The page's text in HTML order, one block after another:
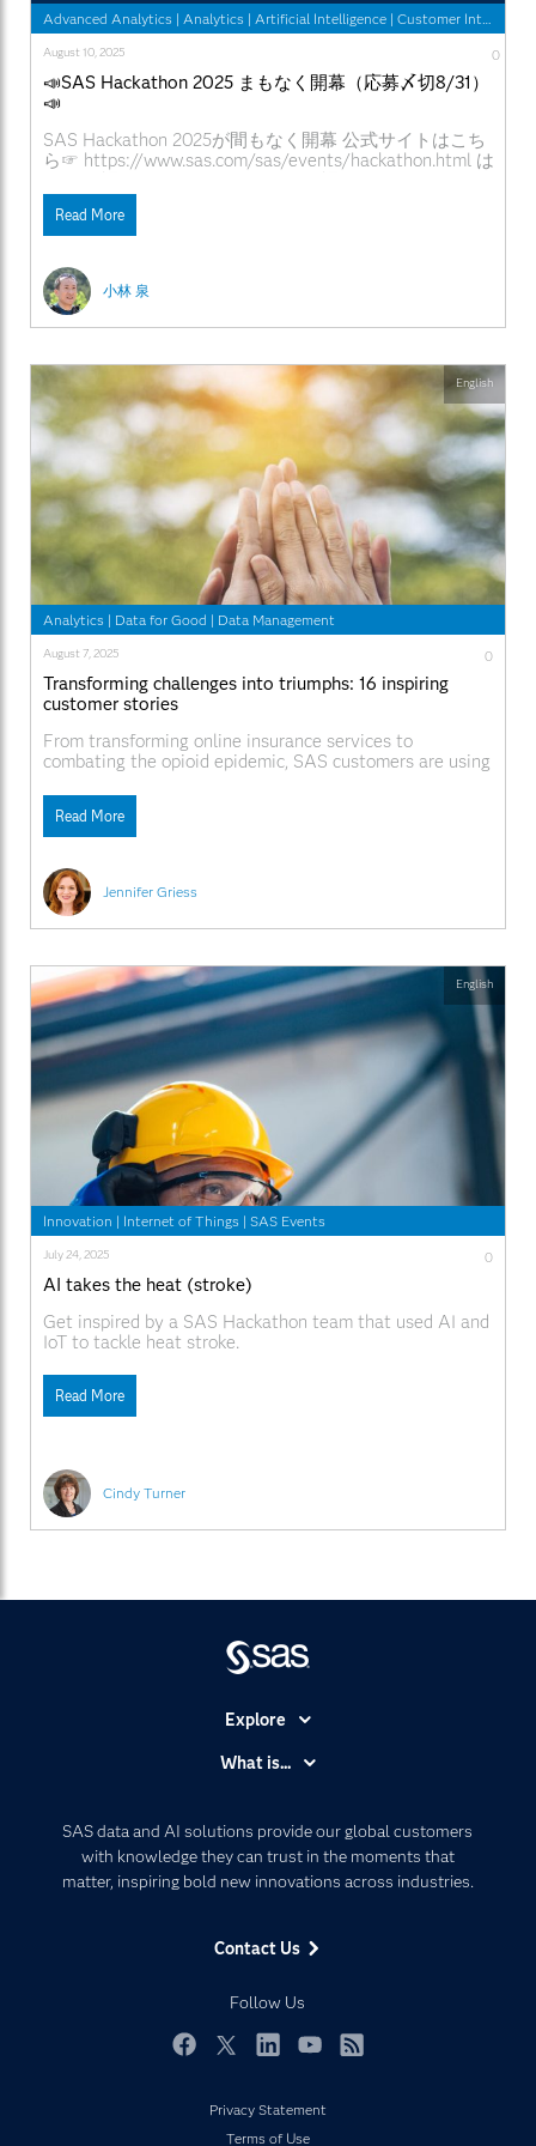
Advanced Analytics | Analytics | Artificial Intelligence | Customer Intelligence
小林 泉
August 10, 2025 0
📣SAS Hackathon 2025 まもなく開幕（応募〆切8/31）
📣
SAS Hackathon 2025が間もなく開幕 公式サイトはこち
ら☞ https://www.sas.com/sas/events/hackathon.html は
データは参加者ご自身で準備いただきます 2023年の日本
からの参加チームは、オープンデータを使用したチー
ム、普段の自社内の取り組みプロジェクトのデータを使
用したチームなどがありました 分析環境や、専門スキル
の支援などはSAS側で用意されます コミュニケーション
に使用する言語 日本からの参加者をサポートするメンタ
ーはSAS Japanから日本語を話す社員が担当する予定で
ます 成果物に使用する言語 成果物（プレゼン動画やプ
レゼン資料、アプリケーションなど）は英語になりま
す。昨年の日本からの参加チームはそれぞれ、英語での
プレゼン、無音声英語文字のみのプレゼン、英語機械音
声など様々な方法で対応されました 作業場所 オンライ
ンでの約１か月間の作業なので、作業場所は、参加チー
ムそれぞれで確保いただきます 2025 キックオフイベン
トの様子 ソーシャル メディア プラットフォーム経由で
視聴する LinkedIn☞
https://www.linkedin.com/events/7333469635326984193/
Youtube☞https://www.youtube.com/live/yp008_MVfF4
SAS Hackathonとは 好奇心は私たちの規範です 素晴らし
いアイデアは、どこからでも誰からでも生まれます。さ
まざまな地域から、さまざまな背景やスキルレベルを持
つデータ愛好家が集まると、驚くべきことが起こりま
スのやり方、人道的活動への取り組み方を変えるような
新しいものを発明するでしょう。好奇心旺盛な頭脳が協
力し合うと、世界が勝利するからです。 特長 仲間のプ
ログラマーと協力する 経験豊富なデータ サイエンティ
ストから初心者の技術者、パートナー、SAS エキスパー
トまで、誰もがクラウド上の SAS® Viya でオープン ソ
ースを使用します。 無料の学習リソースを活用する ト
レーニング コースや仮想学習ラボを利用して、AI、クラ
しいテクノロジーを簡単に試すことができる SAS ハッカ
ソンは、SAS ユーザーだけでなく、初心者や新規参入者
の好奇心を刺激します。Python と R の専門知識を持つ
オープンソース プログラマーでも、そのスキルを SAS
Read More
Analytics | Data for Good | Data Management
Jennifer Griess
August 7, 2025 0
Transforming challenges into triumphs: 16 inspiring
customer stories
From transforming online insurance services to
combating the opioid epidemic, SAS customers are using
make a positive impact on society. These stories – and
more – offer a glimpse into how our customers are
shaping the future with SAS. Dive into
Read More
English
Innovation | Internet of Things | SAS Events
Cindy Turner
July 24, 2025 0
AI takes the heat (stroke)
Get inspired by a SAS Hackathon team that used AI and
IoT to tackle heat stroke.
Read More
English
SAS data and AI solutions provide our global customers
with knowledge they can trust in the moments that
matter, inspiring bold new innovations across industries.
Contact Us
Follow Us
Explore
Communities
Company
Developers
Documentation
Events
My SAS
What is...
Artificial Intelligence
Data Management
Privacy Statement
Terms of Use